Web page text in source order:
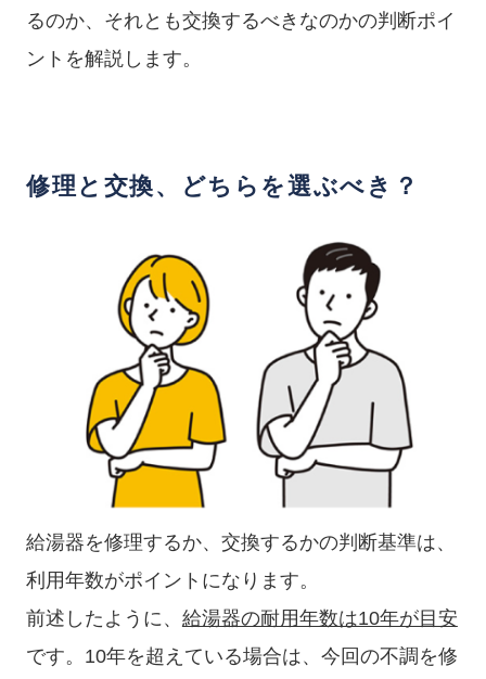
るのか、それとも交換するべきなのかの判断ポイ
ントを解説します。
修理と交換、どちらを選ぶべき？
給湯器を修理するか、交換するかの判断基準は、
利用年数がポイントになります。
前述したように、 給湯器の耐用年数は10年が目安
です。10年を超えている場合は、今回の不調を修